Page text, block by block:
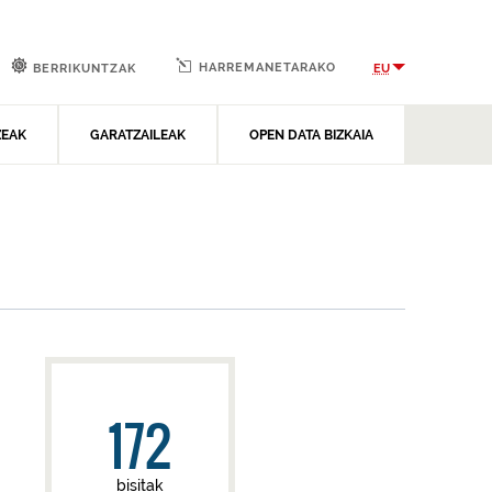
GARATZAILEAK OPEN DATA BIZKAIA
BERRIKUNTZAK HARREMANETARAKO EU
172
bisitak